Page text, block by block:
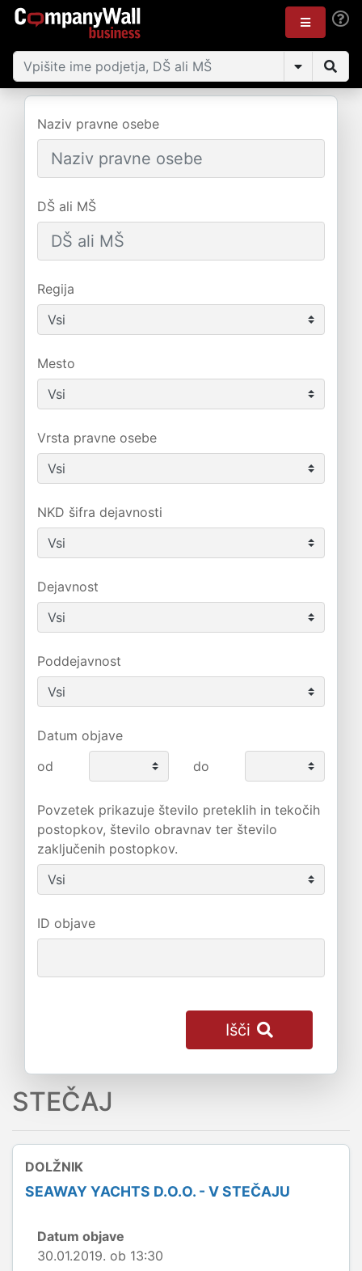
Naziv pravne osebe
DŠ ali MŠ
Regija
Mesto
Vrsta pravne osebe
NKD šifra dejavnosti
Dejavnost
Poddejavnost
Datum objave
od
do
Povzetek prikazuje število preteklih in tekočih
postopkov, število obravnav ter število
zaključenih postopkov.
ID objave
Išči
STEČAJ
DOLŽNIK
SEAWAY YACHTS D.O.O. - V STEČAJU
Datum objave
30.01.2019. ob 13:30